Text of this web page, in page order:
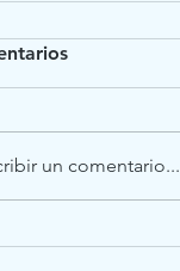
un comentario...